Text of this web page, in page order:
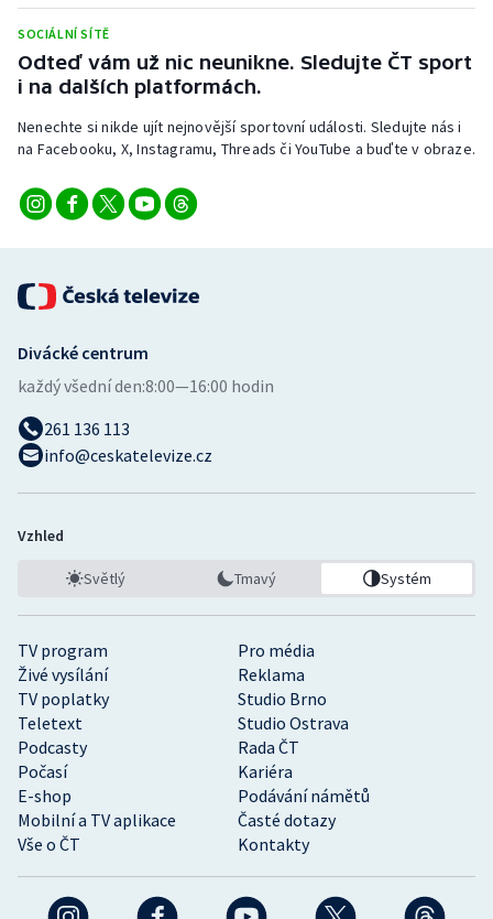
Veslování
Volejbal
Ostatní
SOCIÁLNÍ SÍTĚ
Odteď vám už nic neunikne. Sledujte ČT sport
i na dalších platformách.
Nenechte si nikde ujít nejnovější sportovní události. Sledujte nás i
na Facebooku, X, Instagramu, Threads či YouTube a buďte v obraze.
TV program
Pro média
Živé vysílání
Reklama
TV poplatky
Studio Brno
Teletext
Studio Ostrava
Podcasty
Rada ČT
Počasí
Kariéra
E-shop
Podávání námětů
Mobilní a TV aplikace
Časté dotazy
Vše o ČT
Kontakty
Divácké centrum
každý všední den:8:00—16:00 hodin
261 136 113
info@ceskatelevize.cz
Vzhled
Světlý Tmavý Systém